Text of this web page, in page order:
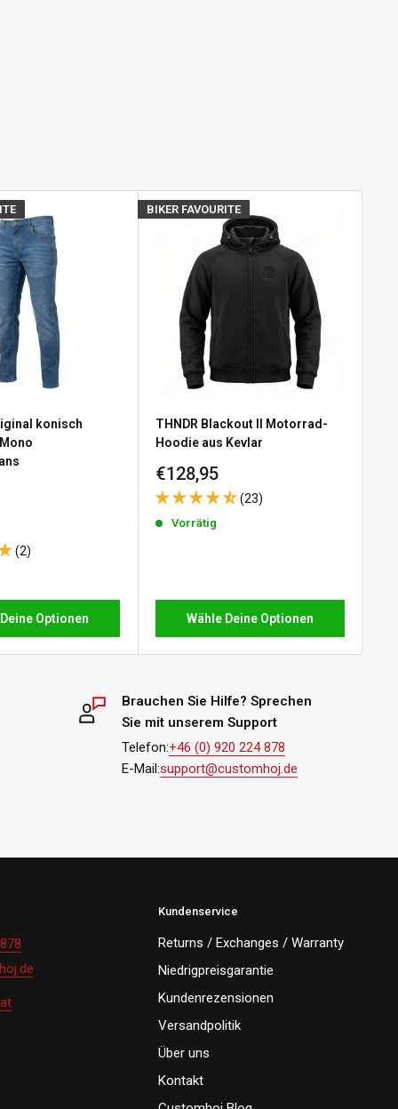
konisch
(2)
Optionen
BIKER FAVOURITE
THNDR Blackout II Motorrad-
Hoodie aus Kevlar
Sonderpreis
€128,95
(23)
Vorrätig
Wähle Deine Optionen
Brauchen Sie Hilfe? Sprechen
Sie mit unserem Support
Telefon:+46 (0) 920 224 878
E-Mail:support@customhoj.de
Kundenservice
Returns / Exchanges / Warranty
Niedrigpreisgarantie
Kundenrezensionen
Versandpolitik
Über uns
Kontakt